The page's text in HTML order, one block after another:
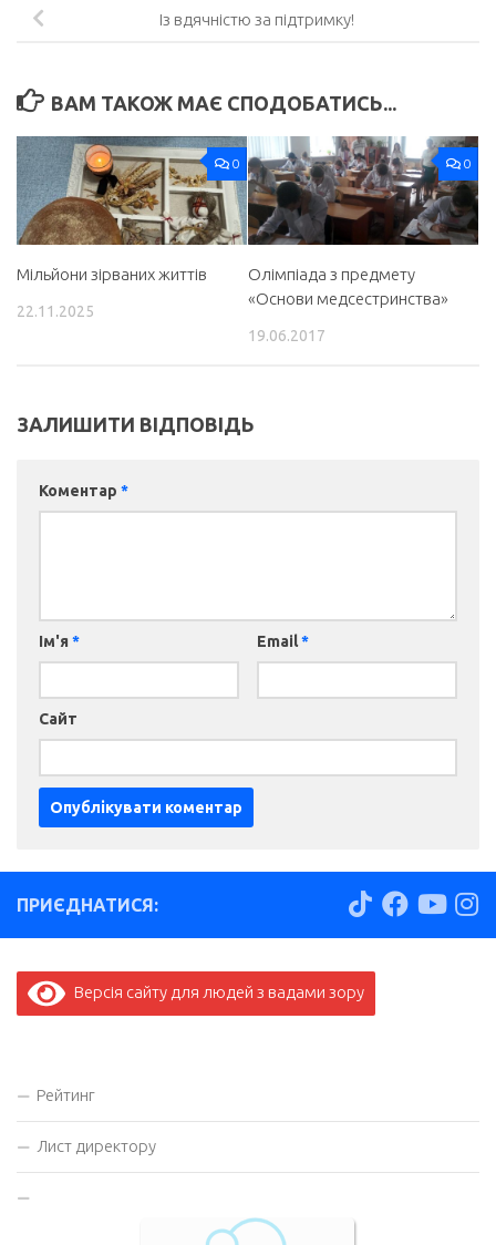
Із вдячністю за підтримку!
ВАМ ТАКОЖ МАЄ СПОДОБАТИСЬ...
0
Мільйони зірваних життів
22.11.2025
0
Олімпіада з предмету
«Основи медсестринства»
19.06.2017
ЗАЛИШИТИ ВІДПОВІДЬ
Коментар *
Ім'я * Email*
Сайт
ПРИЄДНАТИСЯ:
Версія сайту для людей з вадами зору
Рейтинг
Лист директору